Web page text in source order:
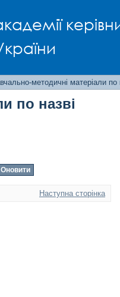
методичні матеріали по
по назві
Наступна сторінка